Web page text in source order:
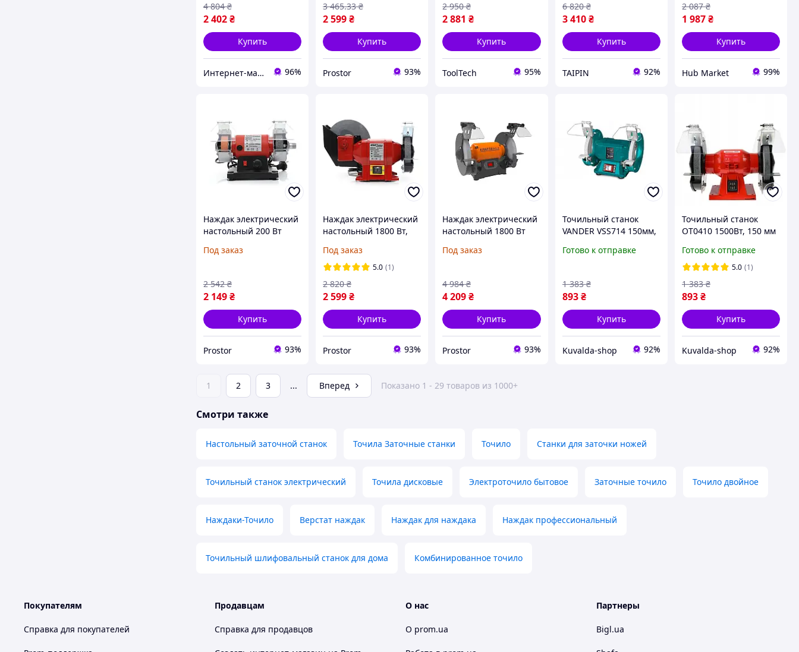
2 402₴
4 804 ₴
Купить
Интернет-магазин "Little Sam" 96%
2 599₴
3 465.33 ₴
Купить
Prostor 93%
2 881 ₴
2 950 ₴
Купить
ToolTech 95%
FBK
3 410 ₴
6 820 ₴
Купить
TAIPIN 92%
1 987₴
2 087 ₴
Купить
Hub Market 99%
Наждак электрический
настольный 200 Вт
заточный точильно-
Под заказ
2 149₴
2 542 ₴
Купить
Prostor 93%
Наждак электрический
настольный 1800 Вт,
KD546 точильно-
шлифовальный станок
Под заказ
5.0 (1)
2 599₴
2 820 ₴
Купить
Prostor 93%
Наждак электрический
настольный 1800 Вт
заточный точильно-
Под заказ
4 209₴
4 984 ₴
Купить
Prostor 93%
Точильный станок
VANDER VSS714 150мм,
Готово к отправке
893 ₴
1 383 ₴
Купить
Kuvalda-shop 92%
Точильный станок
OT0410 1500Вт, 150 мм
Готово к отправке
5.0 (1)
893₴
1 383 ₴
Купить
Kuvalda-shop 92%
1 2 3 ... Вперед Показано 1 - 29 товаров из 1000+
Смотри также
Настольный заточной станок Точила Заточные станки Точило Станки для заточки ножей
Точильный станок электрический Точила дисковые Электроточило бытовое Заточные точило Точило двойное
Наждаки-Точило Верстат наждак Наждак для наждака Наждак профессиональный
Точильный шлифовальный станок для дома Комбинированное точило
Покупателям
Справка для покупателей
Продавцам
Справка для продавцов
О нас
О prom.ua
Партнеры
Bigl.ua